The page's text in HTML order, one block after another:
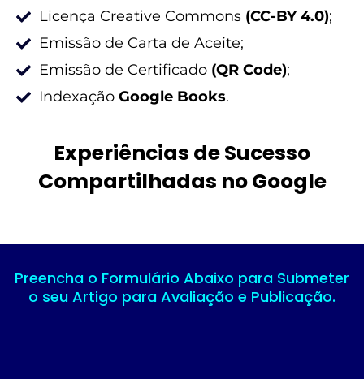
Licença Creative Commons (CC-BY 4.0);
Emissão de Carta de Aceite;
Emissão de Certificado (QR Code);
Indexação Google Books.
Experiências de Sucesso
Compartilhadas no Google
Preencha o Formulário Abaixo para Submeter
o seu Artigo para Avaliação e Publicação.